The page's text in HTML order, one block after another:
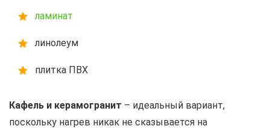
ламинат
линолеум
плитка ПВХ
Кафель и керамогранит – идеальный вариант,
поскольку нагрев никак не сказывается на